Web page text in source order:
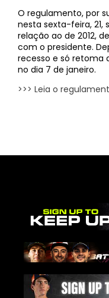
O regulamento, por
nesta sexta-feira,
relação ao de 2012,
com o presidente.
recesso e só retoma
no dia 7 de janeiro.
>>> Leia o